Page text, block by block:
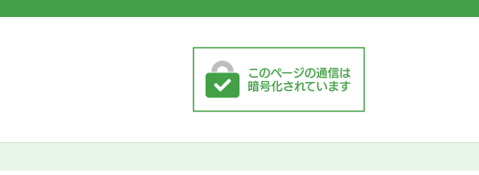
5.委託について
6.個人情報の開示等のご要望受付窓口